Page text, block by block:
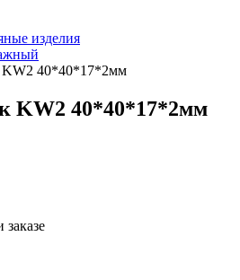
изделия
KW2 40*40*17*2мм
KW2 40*40*17*2мм